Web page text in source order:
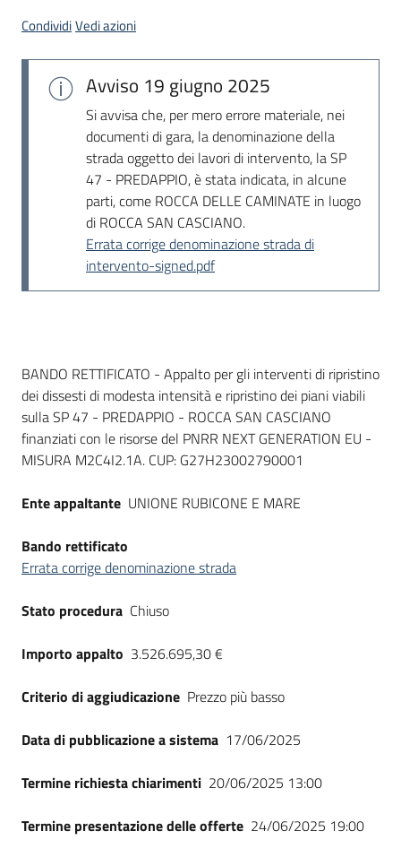
CondividiVedi azioni
Avviso 19 giugno 2025
Si avvisa che, per mero errore materiale, nei
documenti di gara, la denominazione della
strada oggetto dei lavori di intervento, la SP
47 - PREDAPPIO, è stata indicata, in alcune
parti, come ROCCA DELLE CAMINATE in luogo
di ROCCA SAN CASCIANO.
Errata corrige denominazione strada di
intervento-signed.pdf
Dati del bando
BANDO RETTIFICATO - Appalto per gli interventi di ripristino
dei dissesti di modesta intensità e ripristino dei piani viabili
sulla SP 47 - PREDAPPIO - ROCCA SAN CASCIANO
finanziati con le risorse del PNRR NEXT GENERATION EU -
MISURA M2C4I2.1A. CUP: G27H23002790001
Ente appaltante UNIONE RUBICONE E MARE
Bando rettificato
Errata corrige denominazione strada
Stato procedura Chiuso
Importo appalto 3.526.695,30 €
Criterio di aggiudicazione Prezzo più basso
Data di pubblicazione a sistema 17/06/2025
Termine richiesta chiarimenti 20/06/2025 13:00
Termine presentazione delle offerte 24/06/2025 19:00